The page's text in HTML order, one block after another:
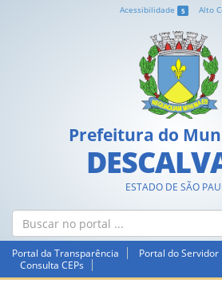
Acessibilidade 5 Alto
Prefeitura do
ESTADO DE SÃO
Portal da Transparência Portal do Servidor
Consulta CEPs